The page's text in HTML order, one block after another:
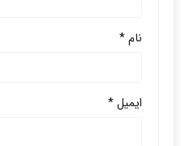
نام*
ایمیل*